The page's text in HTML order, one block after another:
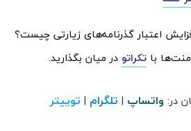
اعتبار گذرنامه‌های زیارتی چیست؟
با تکراتو در میان بگذارید.
در: واتساپ | تلگرام | توییتر